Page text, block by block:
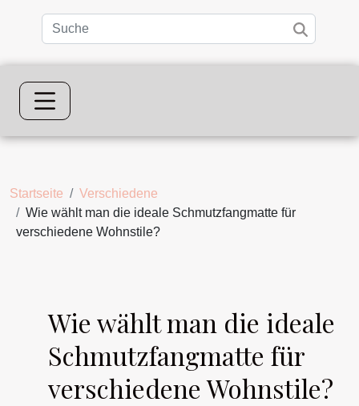
Startseite
Verschiedene
Wie wählt man die ideale Schmutzfangmatte für
verschiedene Wohnstile?
Wie wählt man die ideale
Schmutzfangmatte für
verschiedene Wohnstile?